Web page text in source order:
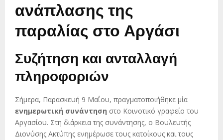
ανάπλασης της
παραλίας στο Αργάσι
Συζήτηση και ανταλλαγή
πληροφοριών
Σήμερα, Παρασκευή 9 Μαΐου, πραγματοποιήθηκε μία
ενημερωτική συνάντηση στο Κοινοτικό γραφείο του
Αργασίου. Στη διάρκεια της συνάντησης, ο Βουλευτής
Διονύσης Ακτύπης ενημέρωσε τους κατοίκους και τους